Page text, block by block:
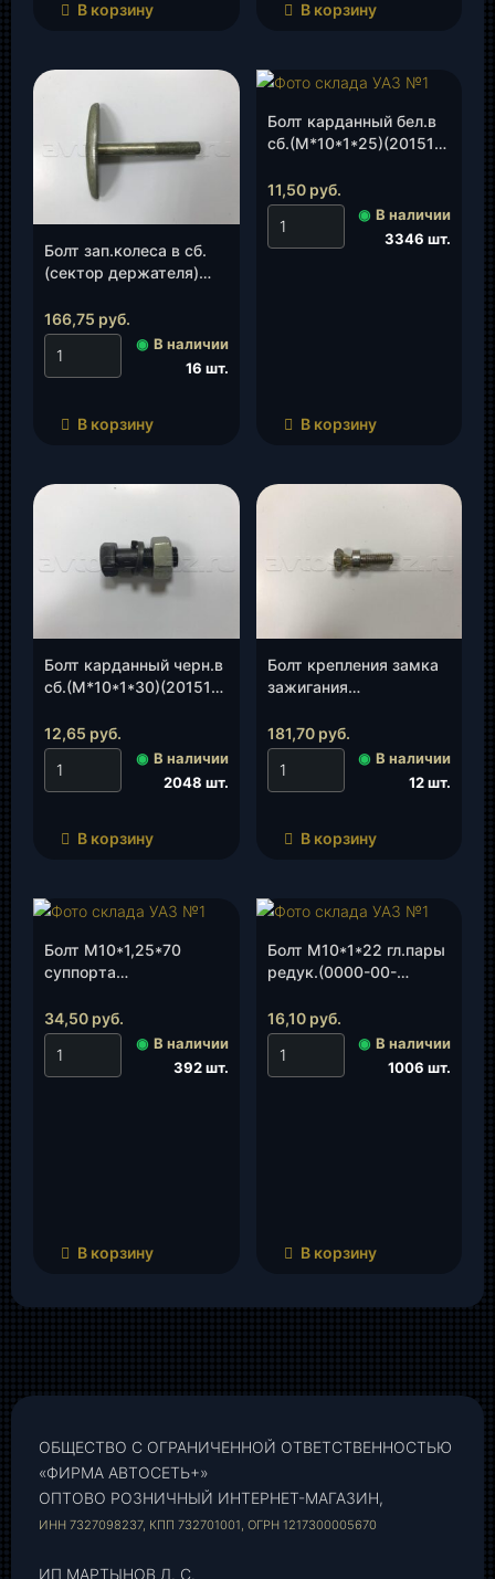
В корзину В корзину
Болт зап.колеса в сб.
(сектор держателя)
166,75 руб.
◉ В наличии
16 шт.
В корзину
Болт карданный бел.в
сб.(М*10*1*25)(201518-
11,50 руб.
◉ В наличии
3346 шт.
В корзину
Болт карданный черн.в
сб.(М*10*1*30)(201518-
12,65 руб.
◉ В наличии
2048 шт.
В корзину
Болт крепления замка
зажигания
3704324-00)(УАЗ), шт.
181,70 руб.
◉ В наличии
12 шт.
В корзину
Болт М10*1,25*70
суппорта
9377 1687), шт.
34,50 руб.
◉ В наличии
392 шт.
В корзину
Болт М10*1*22 гл.пары
редук.(0000-00-
16,10 руб.
◉ В наличии
1006 шт.
В корзину
ОБЩЕСТВО С ОГРАНИЧЕННОЙ ОТВЕТСТВЕННОСТЬЮ
«ФИРМА АВТОСЕТЬ+»
ОПТОВО РОЗНИЧНЫЙ ИНТЕРНЕТ-МАГАЗИН,
ИНН 7327098237, КПП 732701001, ОГРН 1217300005670
ИП МАРТЫНОВ Д. С.